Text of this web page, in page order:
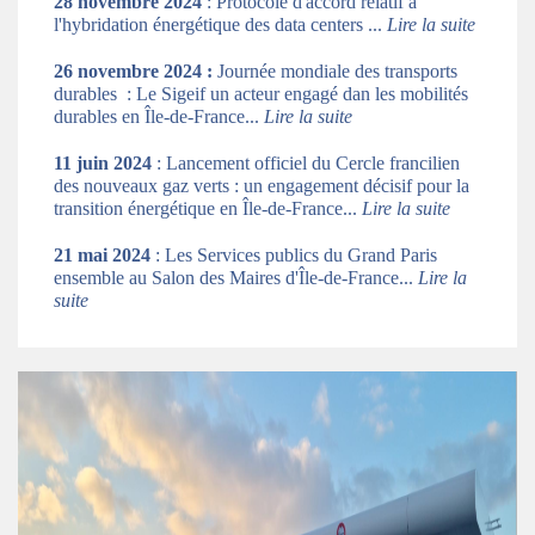
l'hybridation énergétique des data centers ... Lire la suite
26 novembre 2024 : Journée mondiale des transports
durables : Le Sigeif un acteur engagé dan les mobilités
durables en Île-de-France... Lire la suite
11 juin 2024 : Lancement officiel du Cercle francilien
des nouveaux gaz verts : un engagement décisif pour la
transition énergétique en Île-de-France... Lire la suite
21 mai 2024 : Les Services publics du Grand Paris
ensemble au Salon des Maires d'Île-de-France... Lire la
suite